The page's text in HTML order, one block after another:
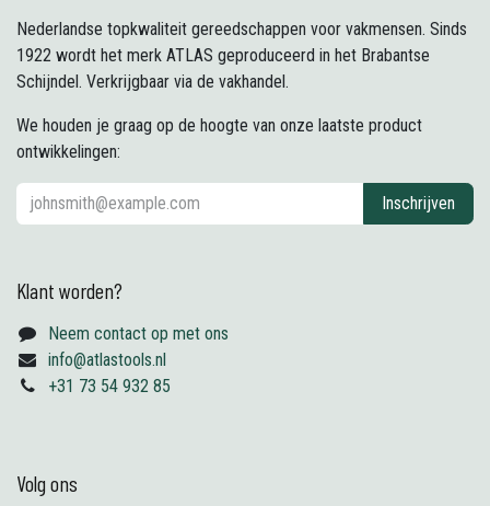
Nederlandse topkwaliteit gereedschappen voor vakmensen. Sinds
1922 wordt het merk ATLAS geproduceerd in het Brabantse
Schijndel. Verkrijgbaar via de vakhandel.
We houden je graag op de hoogte van onze laatste product
ontwikkelingen:
Inschrijven
Klant worden?
Neem contact op met ons
info@atlastools.nl
+31 73 54 932 85
Volg ons